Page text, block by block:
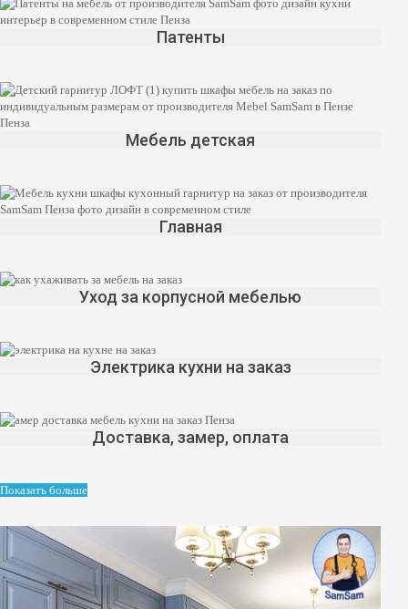
Патенты
Мебель детская
Главная
Уход за корпусной мебелью
Электрика кухни на заказ
Доставка, замер, оплата
Показать больше